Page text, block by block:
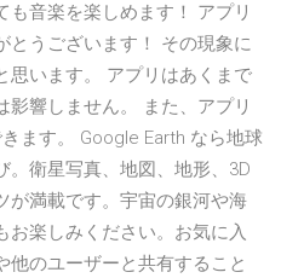
も音楽を楽しめます！ アプリ
とうございます！ その現象に
思います。 アプリはあくまで
響しません。 また、アプリ
ます。 Google Earth なら地球
。衛星写真、地図、地形、3D
が満載です。宇宙の銀河や海
お楽しみください。お気に入
他のユーザーと共有すること